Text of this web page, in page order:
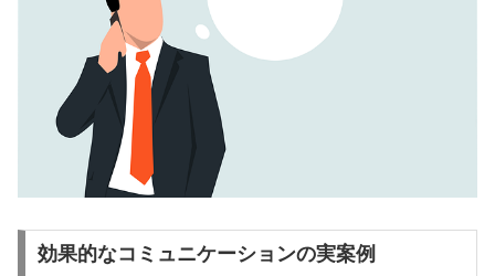
効果的なコミュニケーションの実案例